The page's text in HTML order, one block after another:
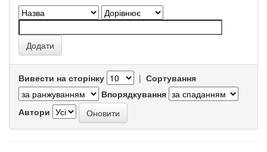
Вивести на сторінку | Сортування
Впорядкування
Автори